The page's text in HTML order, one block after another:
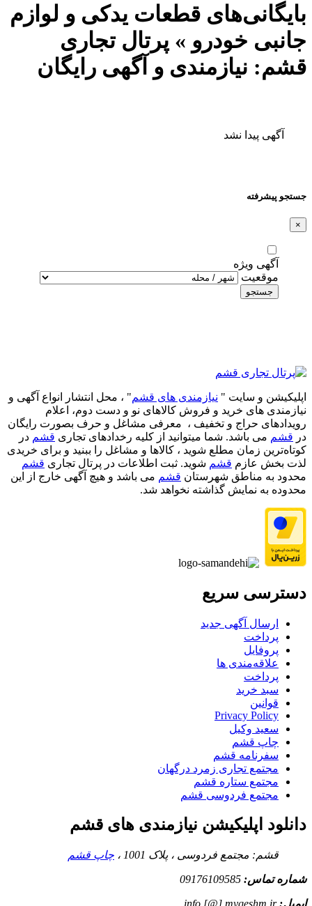
بایگانی‌های قطعات یدکی و لوازم
جانبی خودرو » پرتال تجاری
قشم: نیازمندی و آگهی رایگان
آگهی پیدا نشد
جستجو پیشرفته
×
آگهی ویژه
موقعیت
جستجو
اپلیکیشن و سایت " نیازمندی های قشم" ، محل انتشار انواع آگهی و
نیازمندی های خرید و فروش کالاهای نو و دست‌ دوم، اعلام
رویدادهای حراج و تخفیف ، معرفی مشاغل و حرف بصورت رایگان
در قشم می باشد. شما میتوانید از کلیه رخدادهای تجاری قشم در
کوتاه‌ترین زمان مطلع شوید ، کالاها و مشاغل را ببنید و برای خریدی
لذت بخش عازم قشم شوید. ثبت اطلاعات در پرتال تجاری قشم
محدود به مناطق شهرستان قشم می باشد و هیچ آگهی خارج از این
محدوده به نمایش گذاشته نخواهد شد.
دسترسی سریع
ارسال آگهی جدید
پرداخت
پروفایل
علاقه‌مندی ها
پرداخت
سبد خرید
قوانین
Privacy Policy
سعید وکیل
چاپ قشم
سفرنامه قشم
مجتمع تجاری زمرد درگهان
مجتمع ستاره قشم
مجتمع فردوسی قشم
دانلود اپلیکیشن نیازمندی های قشم
قشم: مجتمع فردوسی ، پلاک 1001 ، چاپ قشم
شماره تماس: 09176109585